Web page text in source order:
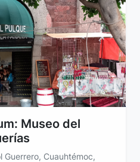
Museo del
Guerrero, Cuauhtémoc,